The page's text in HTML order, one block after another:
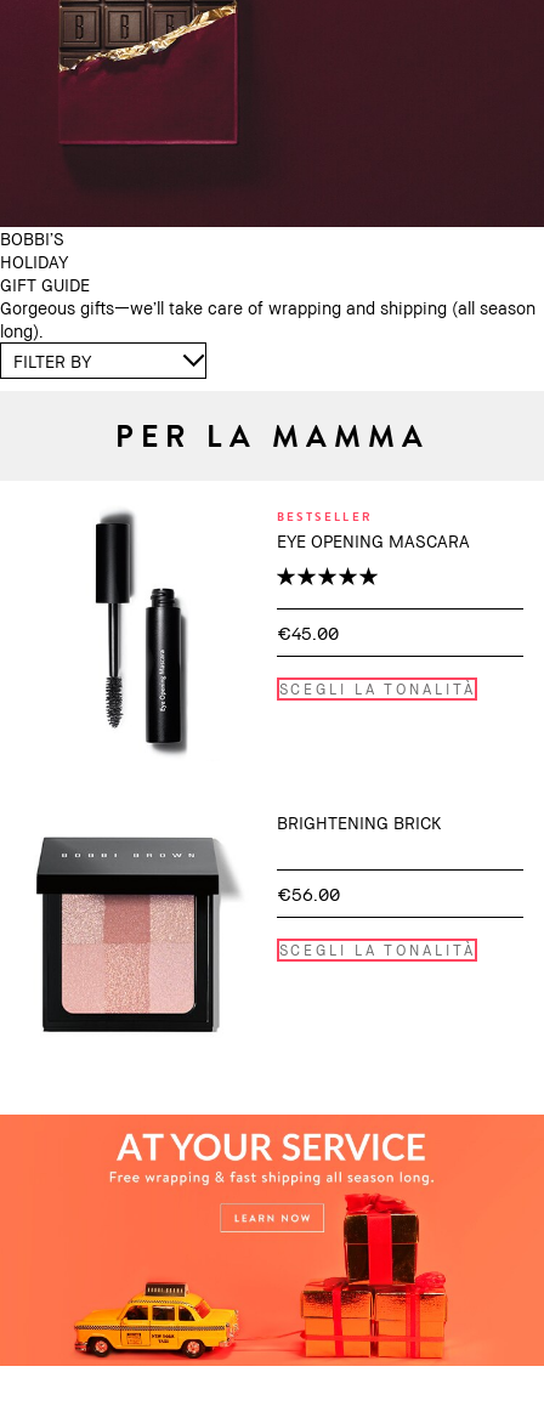
BOBBI’S
HOLIDAY
GIFT GUIDE
Gorgeous gifts—we’ll take care of wrapping and shipping (all season
long).
PER LA MAMMA
BESTSELLER
EYE OPENING MASCARA
€45.00
SCEGLI LA TONALITÀ
BRIGHTENING BRICK
€56.00
SCEGLI LA TONALITÀ